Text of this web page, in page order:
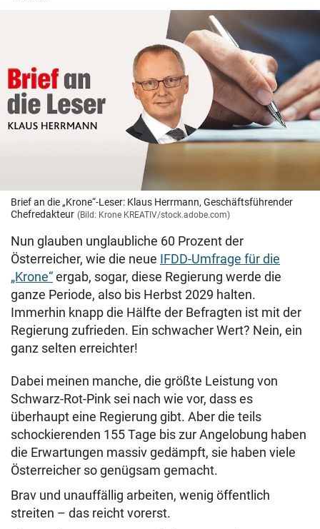
Brief an die „Krone“-Leser: Klaus Herrmann, Geschäftsführender
Chefredakteur (Bild: Krone KREATIV/stock.adobe.com)
Nun glauben unglaubliche 60 Prozent der
Österreicher, wie die neue IFDD-Umfrage für die
„Krone“ergab, sogar, diese Regierung werde die
ganze Periode, also bis Herbst 2029 halten.
Immerhin knapp die Hälfte der Befragten ist mit der
Regierung zufrieden. Ein schwacher Wert? Nein, ein
ganz selten erreichter!
Dabei meinen manche, die größte Leistung von
Schwarz-Rot-Pink sei nach wie vor, dass es
überhaupt eine Regierung gibt. Aber die teils
schockierenden 155 Tage bis zur Angelobung haben
die Erwartungen massiv gedämpft, sie haben viele
Österreicher so genügsam gemacht.
Brav und unauffällig arbeiten, wenig öffentlich
streiten – das reicht vorerst.